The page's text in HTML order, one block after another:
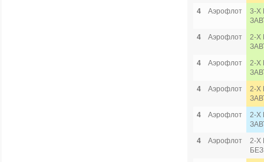
4
Аэрофлот
3-Х
4
Аэрофлот
2-Х
4
Аэрофлот
2-Х
4
Аэрофлот
2-Х
4
Аэрофлот
2-Х
4
Аэрофлот
2-Х